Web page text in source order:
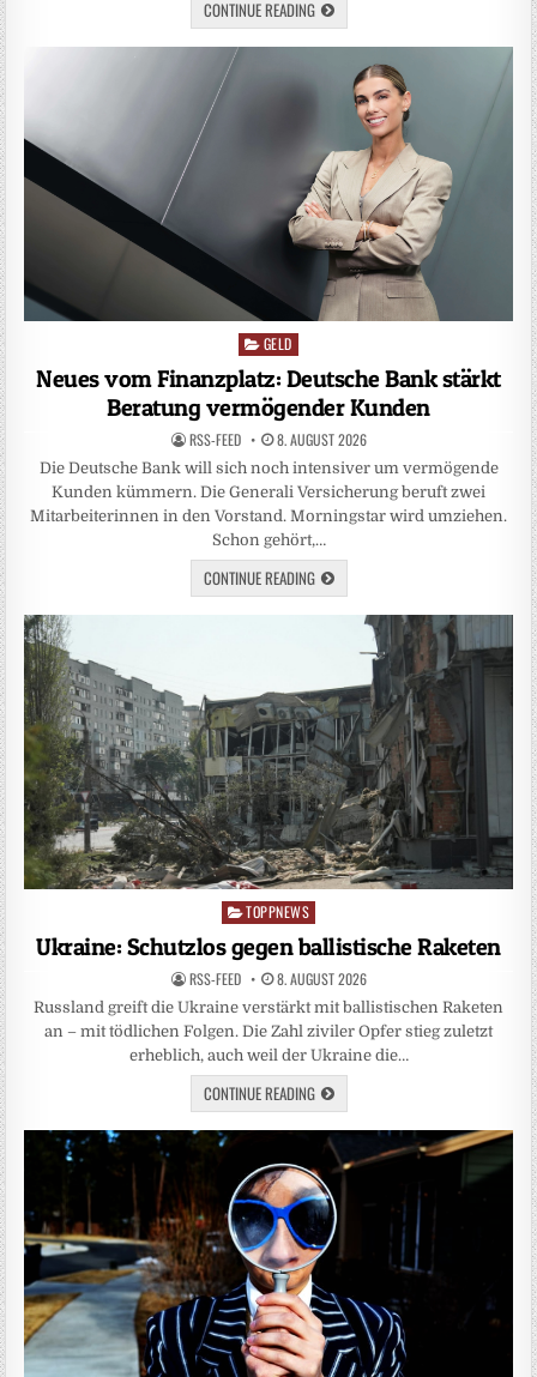
CONTINUE READING
Posted
in
GELD
Neues vom Finanzplatz: Deutsche Bank stärkt
Beratung vermögender Kunden
RSS-FEED 8. AUGUST 2026
Die Deutsche Bank will sich noch intensiver um vermögende
Kunden kümmern. Die Generali Versicherung beruft zwei
Mitarbeiterinnen in den Vorstand. Morningstar wird umziehen.
Schon gehört,…
CONTINUE READING
Posted
TOPPNEWS
Ukraine: Schutzlos gegen ballistische Raketen
RSS-FEED 8. AUGUST 2026
Russland greift die Ukraine verstärkt mit ballistischen Raketen
an – mit tödlichen Folgen. Die Zahl ziviler Opfer stieg zuletzt
erheblich, auch weil der Ukraine die…
CONTINUE READING